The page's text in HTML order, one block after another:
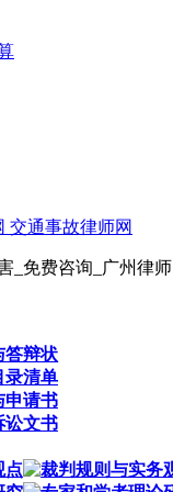
交通事故律师网
_免费咨询_广州律师
答辩状
录清单
申请书
讼文书
点